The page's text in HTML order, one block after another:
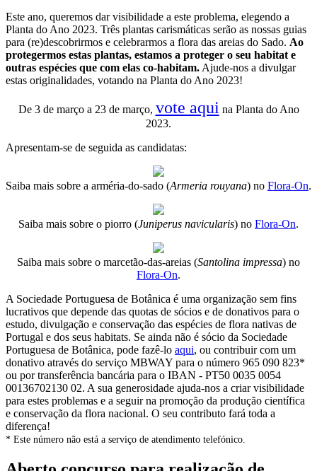
Este ano, queremos dar visibilidade a este problema, elegendo a
Planta do Ano 2023. Três plantas carismáticas serão as nossas guias
para (re)descobrirmos e celebrarmos a flora das areias do Sado. Ao
protegermos estas plantas, estamos a proteger o seu habitat e
outras espécies que com elas co-habitam.Ajude-nos a divulgar
estas originalidades, votando na Planta do Ano 2023!
De 3 de março a 23 de março, vote aquina Planta do Ano
2023.
Apresentam-se de seguida as candidatas:
Saiba mais sobre a arméria-do-sado (Armeria rouyana) no Flora-On.
Saiba mais sobre o piorro (Juniperus navicularis) no Flora-On.
Saiba mais sobre o marcetão-das-areias (Santolina impressa) no
Flora-On.
A Sociedade Portuguesa de Botânica é uma organização sem fins
lucrativos que depende das quotas de sócios e de donativos para o
estudo, divulgação e conservação das espécies de flora nativas de
Portugal e dos seus habitats. Se ainda não é sócio da Sociedade
Portuguesa de Botânica, pode fazê-lo aqui, ou contribuir com um
donativo através do serviço MBWAY para o número 965 090 823*
ou por transferência bancária para o IBAN - PT50 0035 0054
00136702130 02. A sua generosidade ajuda-nos a criar visibilidade
para estes problemas e a seguir na promoção da produção científica
e conservação da flora nacional. O seu contributo fará toda a
diferença!
* Este número não está a serviço de atendimento telefónico.